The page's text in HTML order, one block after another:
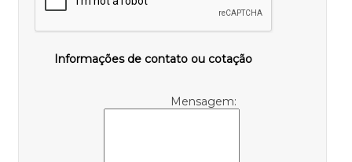
Informações de contato ou cotação
Mensagem: